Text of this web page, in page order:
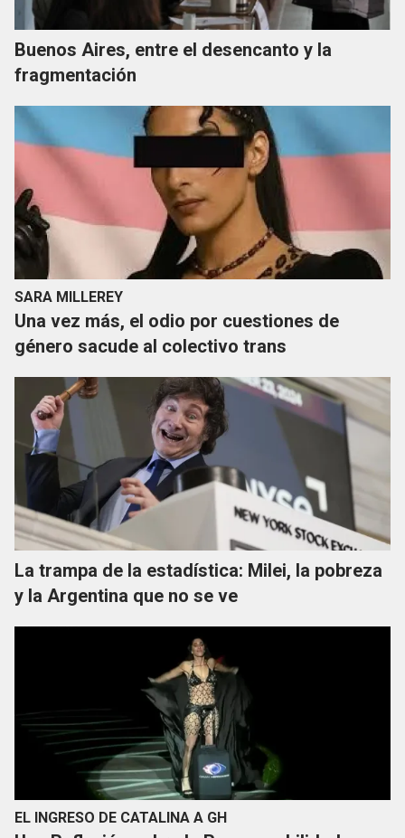
Buenos Aires, entre el desencanto y la
fragmentación
SARA MILLEREY
Una vez más, el odio por cuestiones de
género sacude al colectivo trans
La trampa de la estadística: Milei, la pobreza
y la Argentina que no se ve
EL INGRESO DE CATALINA A GH